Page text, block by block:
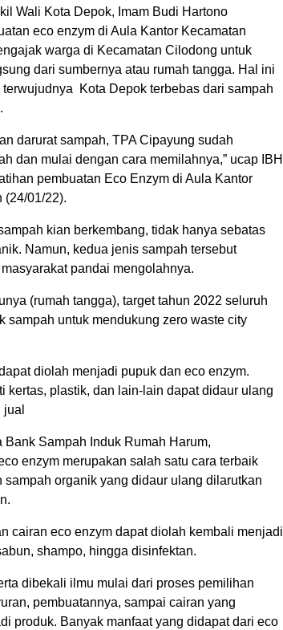
Wali Kota Depok, Imam Budi Hartono
eco enzym di Aula Kantor Kecamatan
warga di Kecamatan Cilodong untuk
dari sumbernya atau rumah tangga. Hal ini
Kota Depok terbebas dari sampah
darurat sampah, TPA Cipayung sudah
dan mulai dengan cara memilahnya,” ucap IBH
pembuatan Eco Enzym di Aula Kantor
(24/01/22).
kian berkembang, tidak hanya sebatas
Namun, kedua jenis sampah tersebut
pandai mengolahnya.
(rumah tangga), target tahun 2022 seluruh
sampah untuk mendukung zero waste city
diolah menjadi pupuk dan eco enzym.
kertas, plastik, dan lain-lain dapat didaur ulang
Bank Sampah Induk Rumah Harum,
enzym merupakan salah satu cara terbaik
sampah organik yang didaur ulang dilarutkan
cairan eco enzym dapat diolah kembali menjadi
shampo, hingga disinfektan.
dibekali ilmu mulai dari proses pemilihan
pembuatannya, sampai cairan yang
produk. Banyak manfaat yang didapat dari eco